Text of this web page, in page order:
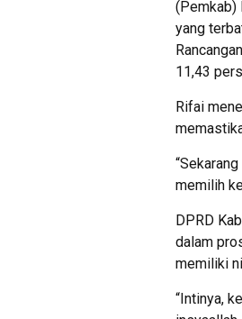
(Pemkab)
yang
11,43
Rifai
memilih
DPRD
dalam
memiliki
“Intinya,